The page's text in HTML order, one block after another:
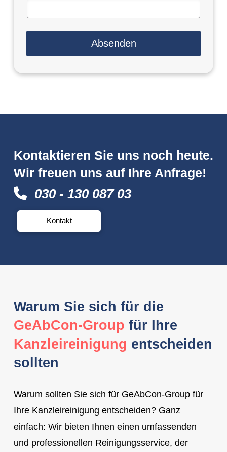
e
ä
Absenden
Kontaktieren Sie uns noch heute.
Wir freuen uns auf Ihre Anfrage!
030 - 130 087 03
Kontakt
Warum Sie sich für die
GeAbCon-Group für Ihre
Kanzleireinigung entscheiden
sollten
Warum sollten Sie sich für GeAbCon-Group für
Ihre Kanzleireinigung entscheiden? Ganz
einfach: Wir bieten Ihnen einen umfassenden
und professionellen Reinigungsservice, der